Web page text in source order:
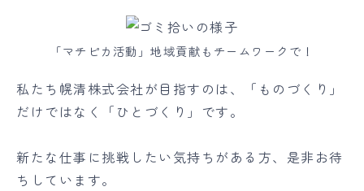
「マチピカ活動」地域貢献もチームワークで！
私たち幌清株式会社が目指すのは、「ものづくり」
だけではなく「ひとづくり」です。
新たな仕事に挑戦したい気持ちがある方、是非お待
ちしています。